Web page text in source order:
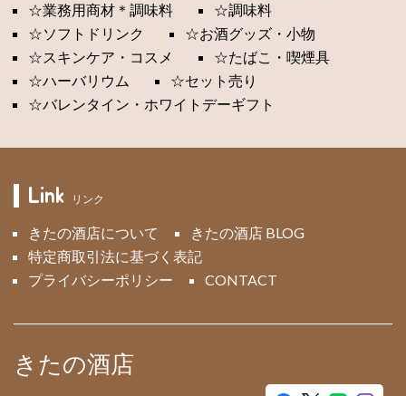
☆業務用商材＊調味料
☆調味料
☆ソフトドリンク
☆お酒グッズ・小物
☆スキンケア・コスメ
☆たばこ・喫煙具
☆ハーバリウム
☆セット売り
☆バレンタイン・ホワイトデーギフト
Link リンク
きたの酒店について
きたの酒店 BLOG
特定商取引法に基づく表記
プライバシーポリシー
CONTACT
きたの酒店